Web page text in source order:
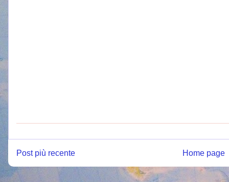
Post più recente Home page